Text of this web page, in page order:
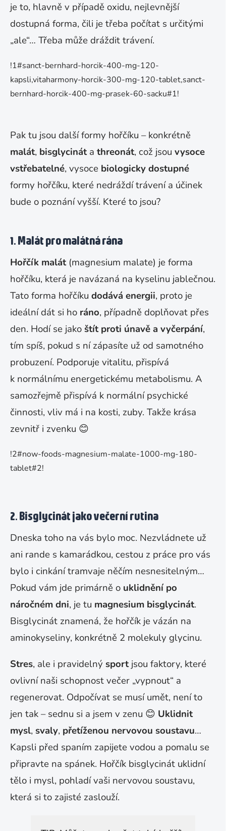
je to, hlavně v případě oxidu, nejlevnější
dostupná forma, čili je třeba počítat s určitými
„ale“… Třeba může dráždit trávení.
!1#sanct-bernhard-horcik-400-mg-120-
kapsli,vitaharmony-horcik-300-mg-120-tablet,sanct-
bernhard-horcik-400-mg-prasek-60-sacku#1!
Pak tu jsou další formy hořčíku – konkrétně
malát, bisglycináta threonát, což jsou vysoce
vstřebatelné, vysoce biologicky dostupné
formy hořčíku, které nedráždí trávení a účinek
bude o poznání vyšší. Které to jsou?
1. Malát pro malátná rána
Hořčík malát(magnesium malate) je forma
hořčíku, která je navázaná na kyselinu jablečnou.
Tato forma hořčíku dodává energii, proto je
ideální dát si ho ráno, případně doplňovat přes
den. Hodí se jakoštít proti únavě a vyčerpání,
tím spíš, pokud s ní zápasíte už od samotného
probuzení. Podporuje vitalitu, přispívá
k normálnímu energetickému metabolismu. A
samozřejmě přispívá k normální psychické
činnosti, vliv má i na kosti, zuby. Takže krása
zevnitř i zvenku 😊
!2#now-foods-magnesium-malate-1000-mg-180-
tablet#2!
2. Bisglycinát jako večerní rutina
Dneska toho na vás bylo moc. Nezvládnete už
ani rande s kamarádkou, cestou z práce pro vás
bylo i cinkání tramvaje něčím nesnesitelným…
Pokud vám jde primárně o uklidnění po
náročném dni, je tu magnesium bisglycinát.
Bisglycinát znamená, že hořčík je vázán na
aminokyseliny, konkrétně 2 molekuly glycinu.
Stres, ale i pravidelný sportjsou faktory, které
ovlivní naši schopnost večer „vypnout“ a
regenerovat. Odpočívat se musí umět, není to
jen tak – sednu si a jsem v zenu 😊 Uklidnit
mysl,svaly, přetíženou nervovou soustavu…
Kapsli před spaním zapijete vodou a pomalu se
připravte na spánek. Hořčík bisglycinát uklidní
tělo i mysl, pohladí vaši nervovou soustavu,
která si to zajisté zaslouží.